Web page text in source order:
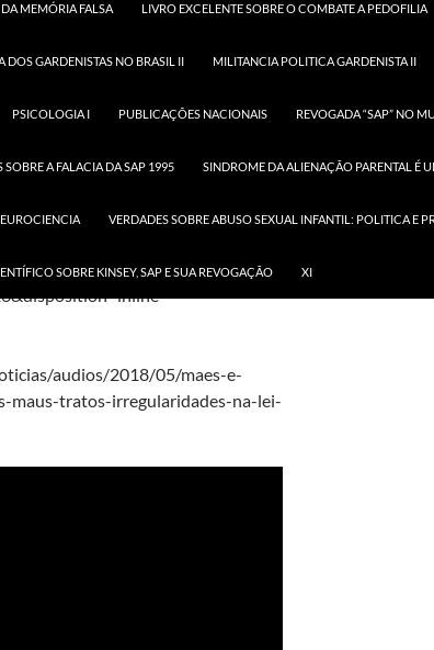
MEMÓRIA FALSA LIVRO EXCELENTE SOBRE O COMBATE A PEDOFILIA
GARDENISTAS NO BRASIL II MILITANCIA POLITICA GARDENISTA II
PSICOLOGIA I PUBLICAÇÕES NACIONAIS REVOGADA “SAP” NO
A FALACIA DA SAP 1995 SINDROME DA ALIENAÇÃO PARENTAL É
VERDADES SOBRE ABUSO SEXUAL INFANTIL: POLITICA E
SOBRE KINSEY, SAP E SUA REVOGAÇÃO XI
https://legis.senado.leg.br/sdleg-
audios/2018/05/maes-e-
maus-tratos-irregularidades-na-lei-